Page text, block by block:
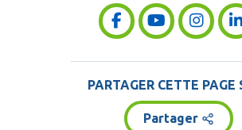
PARTAGER CETTE PAGE
Partager